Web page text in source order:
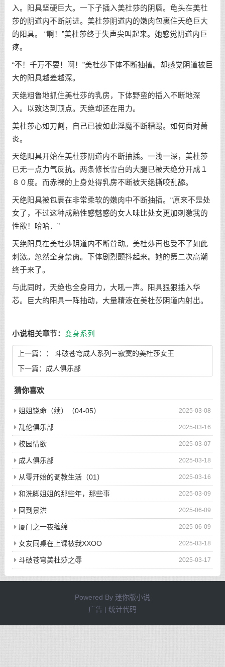
入。阳具坚硬巨大。一下子插入美杜莎的阴唇。龟头在美杜
莎的阴道内不断前进。美杜莎阴道内的嫩肉包裹住天绝巨大
的阳具。 “啊！”美杜莎终于失声尖叫起来。她感觉阴道内巨
疼。
“不！千万不要！啊！”美杜莎下体不断抽搐。却感觉阴道被巨
大的阳具越差越深。
天绝粗鲁地抓住美杜莎的乳房，下体野蛮的插入不断地深
入。以致达到顶点。天绝却还在用力。
美杜莎心如刀割，自己已被如此淫魔不断糟蹋。如何面对萧
炎。
天绝阳具开始在美杜莎阴道内不断抽插。一浅一深，美杜莎
已无一点力气反抗。两条修长雪白的大腿已被天绝分开成１
８０度。而赤裸的上身处得乳房不断被天绝撕咬乱舔。
天绝阳具被包裹在非常柔软的嫩肉中不断抽插。“原来不是处
女了，不过这种成熟性感魅惑的女人味比处女更加刺激我的
性欲！哈哈．”
天绝阳具在美杜莎阴道内不断耸动。美杜莎再也受不了如此
刺激。忽然全身禁脔。下体剧烈颤抖起来。她的第二次高潮
终于来了。
与此同时，天绝也全身用力，大吼一声。阳具狠狠插入华
芯。巨大的阳具一阵抽动，大量精液在美杜莎阴道内射出。
小说相关章节： 变身系列
上一篇：： 斗破苍穹成人系列－寂寞的美杜莎女王
下一篇： 成人俱乐部
猜你喜欢
2025-03-08
姐姐饶命（续）（04-05）
2025-03-16
乱伦俱乐部
2025-03-07
校园情欲
2025-03-18
成人俱乐部
2025-03-16
从零开始的调教生活（01）
2025-03-09
和洗脚姐姐的那些年，那些事
2025-06-09
回到景洪
2025-06-09
厦门之一夜缠绵
2025-03-18
女友同桌在上课被我XXOO
2025-03-17
斗破苍穹美杜莎之辱
Powered By 迷你版小说
广告 | 统计代码